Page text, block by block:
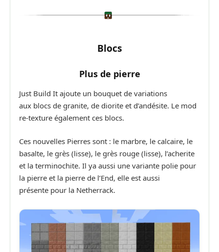
Blocs
Plus de pierre
Just Build It ajoute un bouquet de variations
aux blocs de granite, de diorite et d’andésite. Le mod
re-texture également ces blocs.
Ces nouvelles Pierres sont : le marbre, le calcaire, le
basalte, le grès (lisse), le grès rouge (lisse), l’acherite
et la terminochite. Il ya aussi une variante polie pour
la pierre et la pierre de l’End, elle est aussi
présente pour la Netherrack.